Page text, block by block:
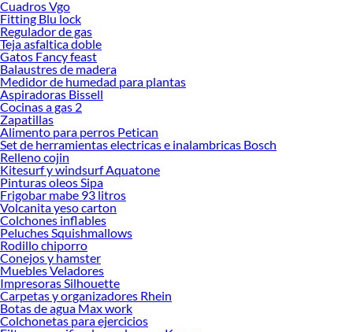
tus ideas realidad. ¡Visítanos y encuentra todo lo que tenemos para ofrecerte en
Traba Volantes y Traba Ruedas!
Explora la variedad de productos de Traba Volantes y Traba Ruedas en
Sodimac
Herramientas, materiales y accesorios de calidad para tus proyectos y
renovación de espacios. ¡Visítanos y descubre todo lo que tenemos para
ofrecerte!
Encuentra una amplia variedad de productos de Traba Volantes y Traba Ruedas
en Sodimac. Encuentra todo lo necesario para tus proyectos de renovación y
decoración. ¡Visítanos y haz tus ideas realidad!
Cuadros Vgo
Fitting Blu lock
Regulador de gas
Teja asfaltica doble
Gatos Fancy feast
Balaustres de madera
Medidor de humedad para plantas
Aspiradoras Bissell
Cocinas a gas 2
Zapatillas
Alimento para perros Petican
Set de herramientas electricas e inalambricas Bosch
Relleno cojin
Kitesurf y windsurf Aquatone
Pinturas oleos Sipa
Frigobar mabe 93 litros
Volcanita yeso carton
Colchones inflables
Peluches Squishmallows
Rodillo chiporro
Conejos y hamster
Muebles Veladores
Impresoras Silhouette
Carpetas y organizadores Rhein
Botas de agua Max work
Colchonetas para ejercicios